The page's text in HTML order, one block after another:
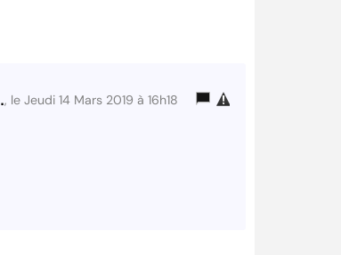
, le Jeudi 14 Mars 2019 à 16h18